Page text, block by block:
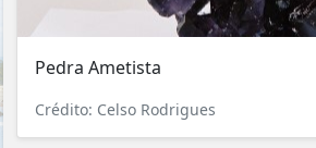
Pedra Ametista
Crédito: Celso Rodrigues